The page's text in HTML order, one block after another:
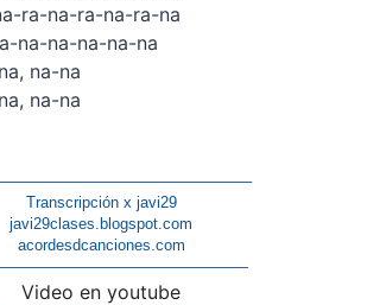
ra-na-ra-na-ra-na
na-na-na-na-na
na-na
na-na
Transcripción x javi29
javi29clases.blogspot.com
acordesdcanciones.com
Video en youtube